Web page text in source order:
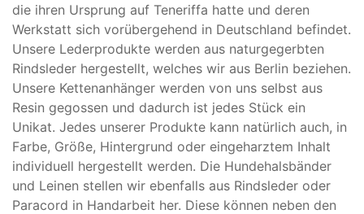
die ihren Ursprung auf Teneriffa hatte und deren
Werkstatt sich vorübergehend in Deutschland befindet.
Unsere Lederprodukte werden aus naturgegerbten
Rindsleder hergestellt, welches wir aus Berlin beziehen.
Unsere Kettenanhänger werden von uns selbst aus
Resin gegossen und dadurch ist jedes Stück ein
Unikat. Jedes unserer Produkte kann natürlich auch, in
Farbe, Größe, Hintergrund oder eingeharztem Inhalt
individuell hergestellt werden. Die Hundehalsbänder
und Leinen stellen wir ebenfalls aus Rindsleder oder
Paracord in Handarbeit her. Diese können neben den